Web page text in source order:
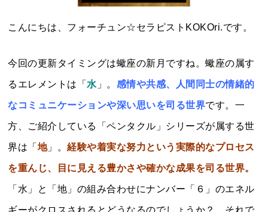
こんにちは、フォーチュン☆セラピストKOKOri.です。
今回の更新タイミングは蠍座の新月ですね。蠍座の属す
るエレメントは「 水 」。 感情や共感、人間同士の情緒的
なコミュニケーションや深い思いを司る世界です。一
方、ご紹介している「ペンタクル」シリーズが属する世
界は「 地」。経験や着実な努力という実際的なプロセス
を重んじ、目に見える豊かさや確かな成果を司る世界。
「水」と「地」の組み合わせにナンバー「６」のエネル
ギーがクロスされるとどうなるのでしょうか？ それで